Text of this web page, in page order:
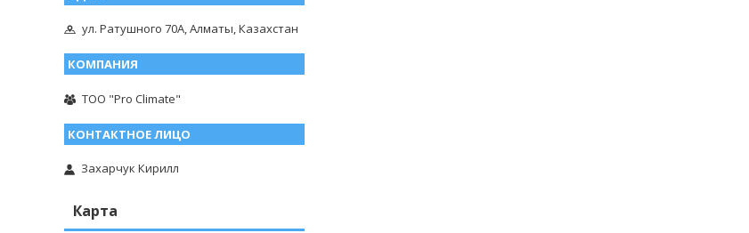
ул. Ратушного 70А, Алматы, Казахстан
ТОО "Pro Climate"
Захарчук Кирилл
Карта